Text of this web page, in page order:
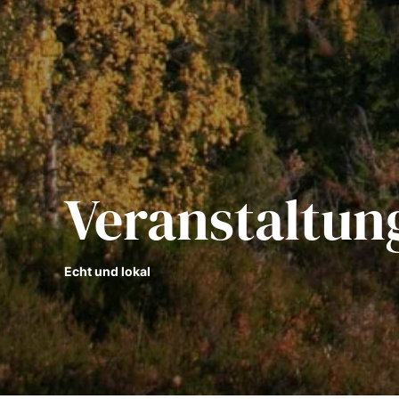
Echt und lokal